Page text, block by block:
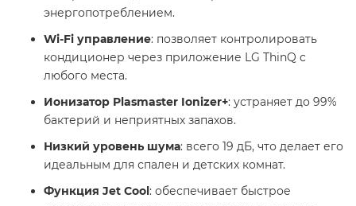
энергопотреблением.​
Wi-Fi управление: позволяет контролировать
кондиционер через приложение LG ThinQ с
любого места.​
Ионизатор Plasmaster Ionizer+: устраняет до 99%
бактерий и неприятных запахов. ​
Низкий уровень шума: всего 19 дБ, что делает его
идеальным для спален и детских комнат.​
Функция Jet Cool: обеспечивает быстрое